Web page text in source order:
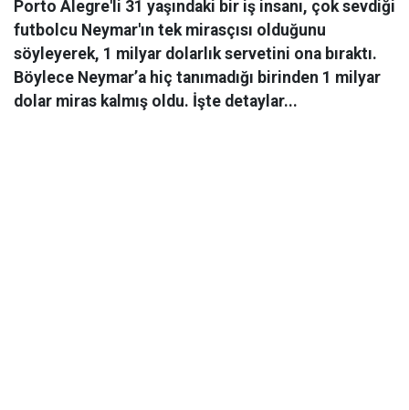
Porto Alegre'li 31 yaşındaki bir iş insanı, çok sevdiği
futbolcu Neymar'ın tek mirasçısı olduğunu
söyleyerek, 1 milyar dolarlık servetini ona bıraktı.
Böylece Neymar’a hiç tanımadığı birinden 1 milyar
dolar miras kalmış oldu. İşte detaylar...